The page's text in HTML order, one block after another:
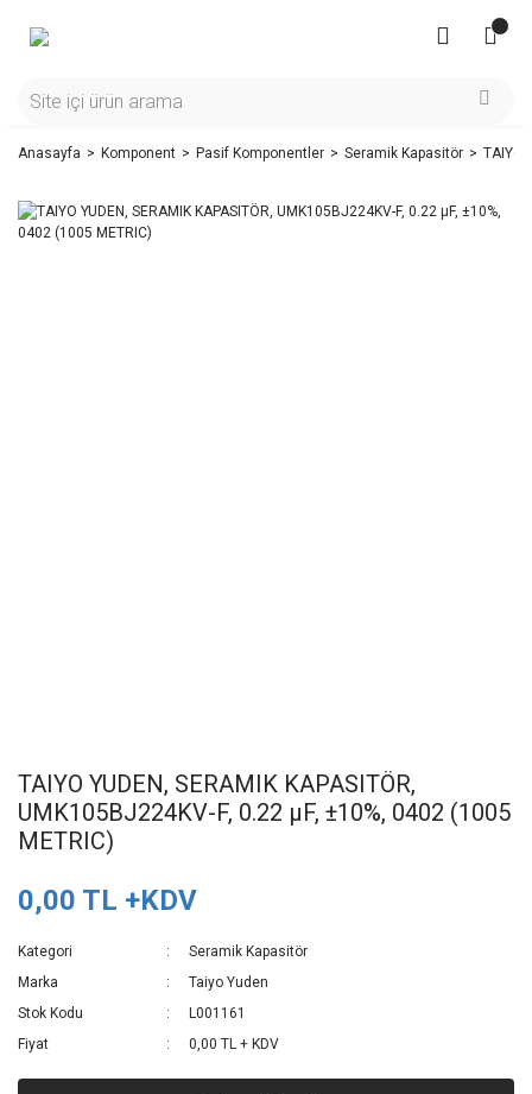
Anasayfa Komponent Pasif Komponentler Seramik Kapasitör TAIYO
TAIYO YUDEN, SERAMIK KAPASITÖR,
UMK105BJ224KV-F, 0.22 µF, ±10%, 0402 (1005
METRIC)
0,00 TL +KDV
Kategori
Seramik Kapasitör
Marka
Taiyo Yuden
Stok Kodu
L001161
Fiyat
0,00 TL + KDV